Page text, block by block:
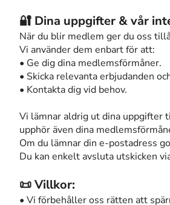
🔐 Dina uppgifter & vår
När du blir medlem ger du oss
Vi använder dem enbart för att:
• Ge dig dina medlemsförmåner.
• Skicka relevanta erbjudanden
• Kontakta dig vid behov.
Vi lämnar aldrig ut dina uppgifter
upphör även dina
Om du lämnar din e-postadress
Du kan enkelt avsluta utskicken
📜 Villkor:
• Vi förbehåller oss rätten att